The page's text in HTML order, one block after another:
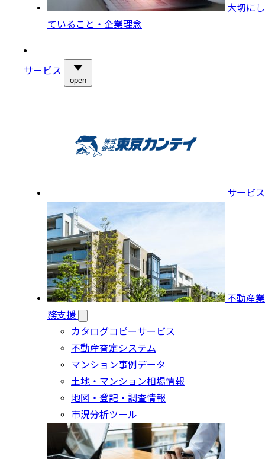
大切にし
ていること・企業理念
サービス
open
サービス
不動産業
務支援
カタログコピーサービス
不動産査定システム
マンション事例データ
土地・マンション相場情報
地図・登記・調査情報
市況分析ツール